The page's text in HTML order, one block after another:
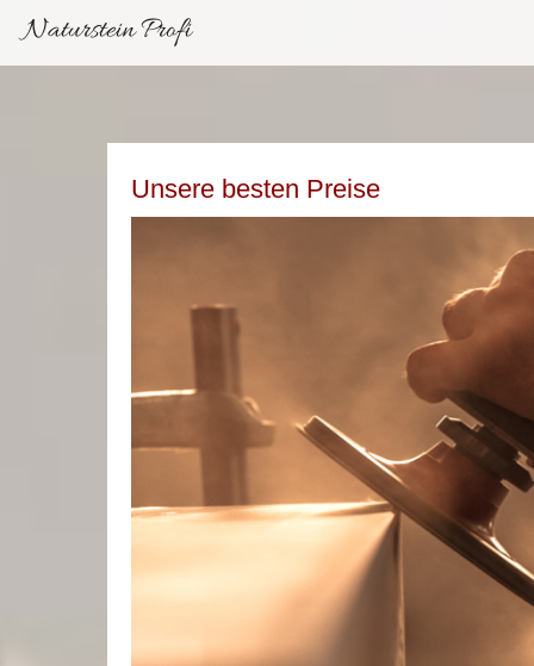
Naturstein Profi
Unsere besten Preise